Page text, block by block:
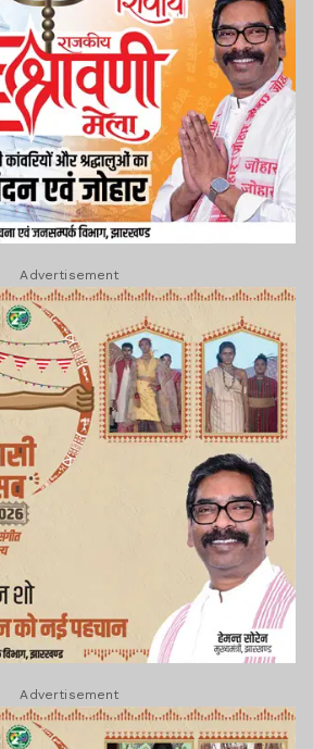
Advertisement
Advertisement